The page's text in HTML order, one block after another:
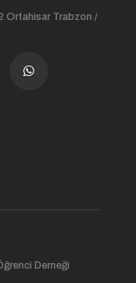
Ortahisar Trabzon /
Derneği